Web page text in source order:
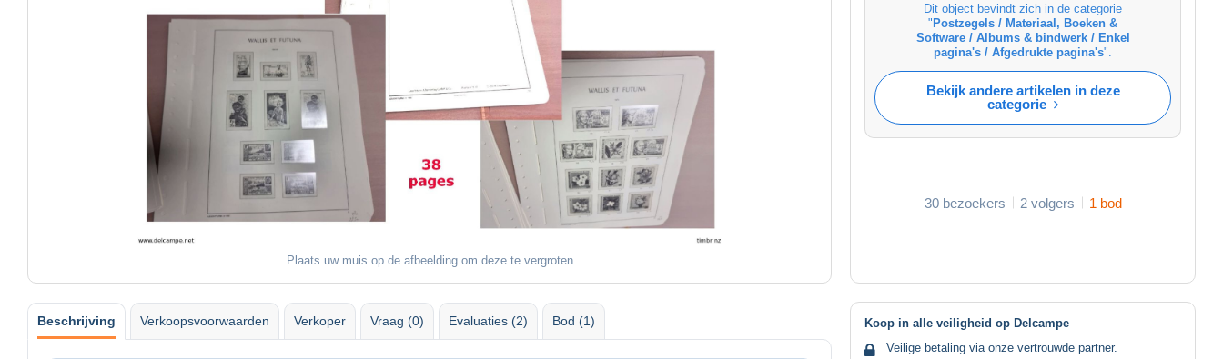
Plaats uw muis op de afbeelding om deze te vergroten
Dit object bevindt zich in de categorie
" Postzegels / Materiaal, Boeken &
Software / Albums & bindwerk / Enkel
pagina's / Afgedrukte pagina's".
Bekijk andere artikelen in deze
categorie
30 bezoekers 2 volgers 1 bod
Beschrijving Verkoopsvoorwaarden Verkoper Vraag (0) Evaluaties (2) Bod (1)
Koop in alle veiligheid op Delcampe
Veilige betaling via onze vertrouwde partner.